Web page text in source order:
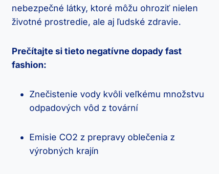
nebezpečné látky, ktoré môžu ohroziť nielen
životné prostredie, ale aj ľudské zdravie.
Prečítajte si tieto negatívne dopady fast
fashion:
Znečistenie vody kvôli veľkému množstvu
odpadových vôd z tovární
Emisie CO2 z prepravy oblečenia z
výrobných krajín